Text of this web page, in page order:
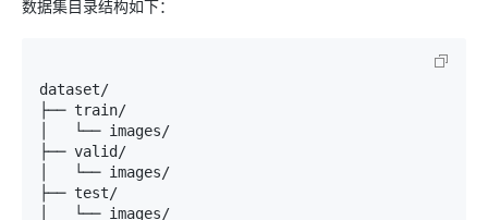
数据集目录结构如下：
dataset/
├── train/
│   └── images/
├── valid/
│   └── images/
├── test/